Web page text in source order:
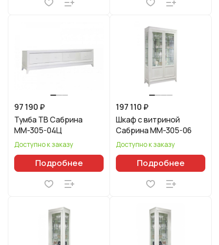
97 190 ₽
Тумба ТВ Сабрина
ММ-305-04Ц
Доступно к заказу
Подробнее
197 110 ₽
Шкаф с витриной
Сабрина ММ-305-06
Доступно к заказу
Подробнее